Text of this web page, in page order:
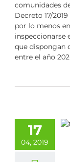
comunidades
Decreto 17/
por lo menos
inspeccionarse
que dispongan
entre el año
17
04, 2019
de baja